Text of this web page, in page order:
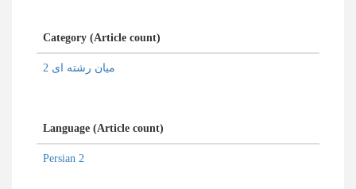
Category (Article count)
میان رشته ای 2
Language (Article count)
Persian 2